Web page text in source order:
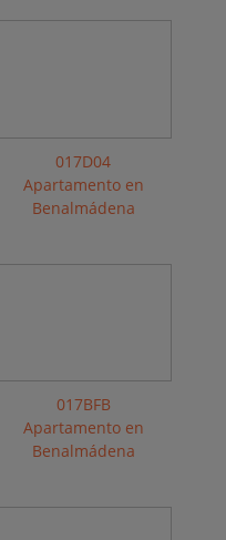
017D04
Apartamento en
Benalmádena
017BFB
Apartamento en
Benalmádena